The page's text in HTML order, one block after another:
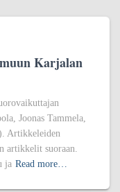
Karjalan
Joonas Tammela,
Artikkeleiden
artikkelit suoraan.
ja Read more…